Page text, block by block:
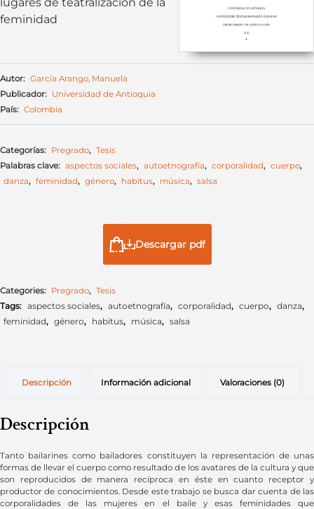
feminidad
Autor: García Arango, Manuela
Publicador: Universidad de Antioquia
País: Colombia
Categorías: Pregrado, Tesis
Palabras clave: aspectos sociales, autoetnografía, corporalidad, cuerpo,
danza, feminidad, género, habitus, música, salsa
Descargar pdf
Categories: Pregrado, Tesis
Tags: aspectos sociales, autoetnografía, corporalidad, cuerpo, danza,
feminidad, género, habitus, música, salsa
Descripción Información adicional Valoraciones (0)
Descripción
Tanto bailarines como bailadores constituyen la representación de unas
formas de llevar el cuerpo como resultado de los avatares de la cultura y que
son reproducidos de manera recíproca en éste en cuanto receptor y
productor de conocimientos. Desde este trabajo se busca dar cuenta de las
corporalidades de las mujeres en el baile y esas feminidades que